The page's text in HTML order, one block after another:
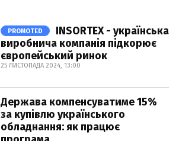
PROMOTED
INSORTEX - українська
виробнича компанія підкорює
європейський ринок
25 ЛИСТОПАДА 2024, 13:00
Держава компенсуватиме 15%
за купівлю українського
обладнання: як працює